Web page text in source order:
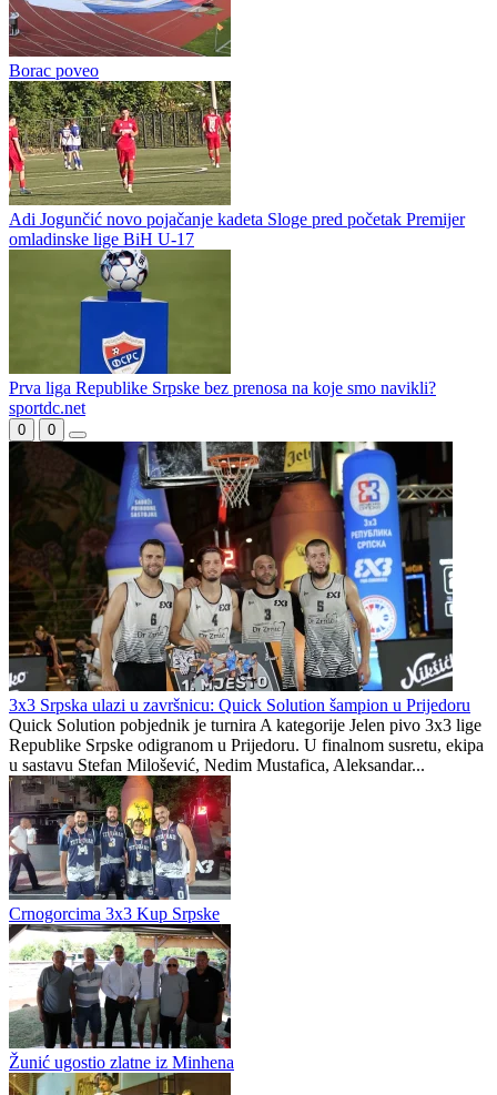
U svojoj gotovo stogodišnjoj istoriji banjalučki BSK nije igrao
najviši rang. Osvajanjem m:tel Prve lige Republike Srpske stekli su
to pravo i poslije neizvjesnog ljeta, gdje su čekali da vide da...
Borac propustio priliku da zatrpa mrežu gostiju
Alimpijević bira Orlove
Borac poveo
Adi Jogunčić novo pojačanje kadeta Sloge pred početak Premijer
omladinske lige BiH U-17
Prva liga Republike Srpske bez prenosa na koje smo navikli?
sportdc.net
0 0